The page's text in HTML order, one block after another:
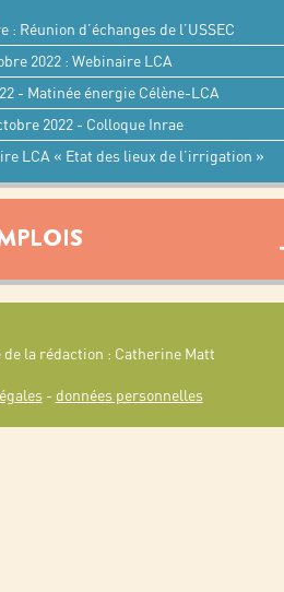
: Réunion d’échanges de l’USSEC
2022 : Webinaire LCA
- Matinée énergie Célène-LCA
2022 - Colloque Inrae
LCA « Etat des lieux de l’irrigation »
de la rédaction : Catherine Matt
- données personnelles